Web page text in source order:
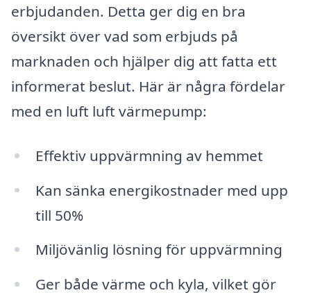
erbjudanden. Detta ger dig en bra
översikt över vad som erbjuds på
marknaden och hjälper dig att fatta ett
informerat beslut. Här är några fördelar
med en luft luft värmepump:
Effektiv uppvärmning av hemmet
Kan sänka energikostnader med upp
till 50%
Miljövänlig lösning för uppvärmning
Ger både värme och kyla, vilket gör